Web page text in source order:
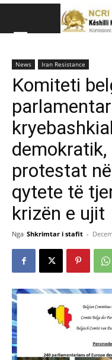
Këshillit
News Iran Resistance
Komiteti
protestat
qytete të
krizën e ujit
Nga Shkrimtar i stafit -